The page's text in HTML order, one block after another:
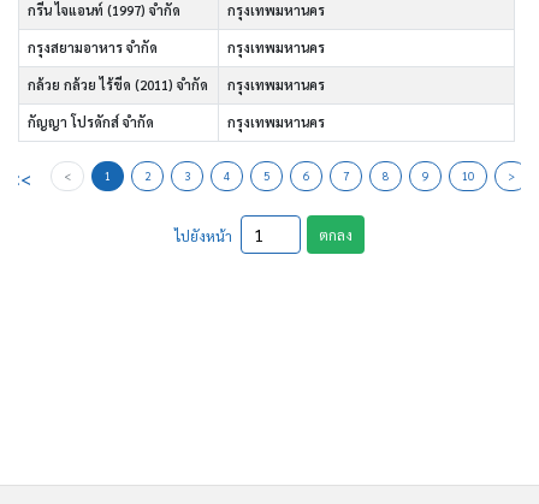
กรีน ไจแอนท์ (1997) จำกัด กรุงเทพมหานคร
กรุงสยามอาหาร จำกัด กรุงเทพมหานคร
กล้วย กล้วย ไร้ขีด (2011) จำกัด กรุงเทพมหานคร
กัญญา โปรดักส์ จำกัด กรุงเทพมหานคร
<< < 1 2 3 4 5 6 7 8 9 10 >
ไปยังหน้า ตกลง